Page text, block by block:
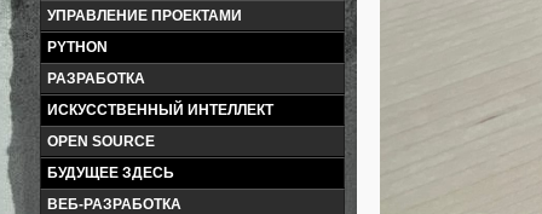
УПРАВЛЕНИЕ ПРОЕКТАМИ
PYTHON
РАЗРАБОТКА
ИСКУССТВЕННЫЙ ИНТЕЛЛЕКТ
OPEN SOURCE
БУДУЩЕЕ ЗДЕСЬ
ВЕБ-РАЗРАБОТКА